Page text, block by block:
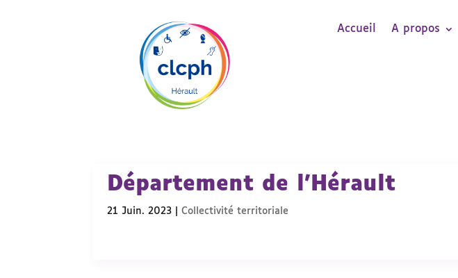
Accueil A propos
Département de l’Hérault
21 Juin. 2023 |Collectivité territoriale